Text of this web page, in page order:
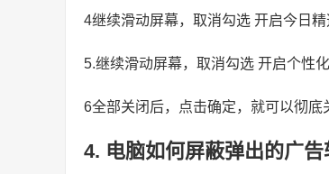
4继续滑动屏幕，取消勾选 开启今日
5.继续滑动屏幕，取消勾选 开启个性
6全部关闭后，点击确定，就可以彻底
4. 电脑如何屏蔽弹出的广告